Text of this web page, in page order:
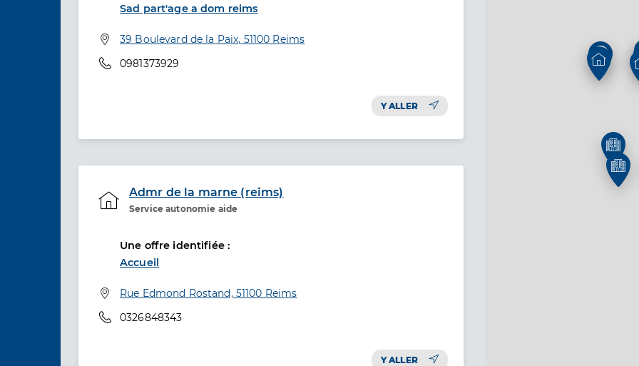
Sad part'age a dom reims
Adresse
39 Boulevard de la Paix, 51100 Reims
Téléphone
0981373929
Y ALLER
Admr de la marne (reims)
Service autonomie aide
Etablissement de soins
Une offre identifiée :
Accueil
Adresse
Rue Edmond Rostand, 51100 Reims
Téléphone
0326848343
Y ALLER
2